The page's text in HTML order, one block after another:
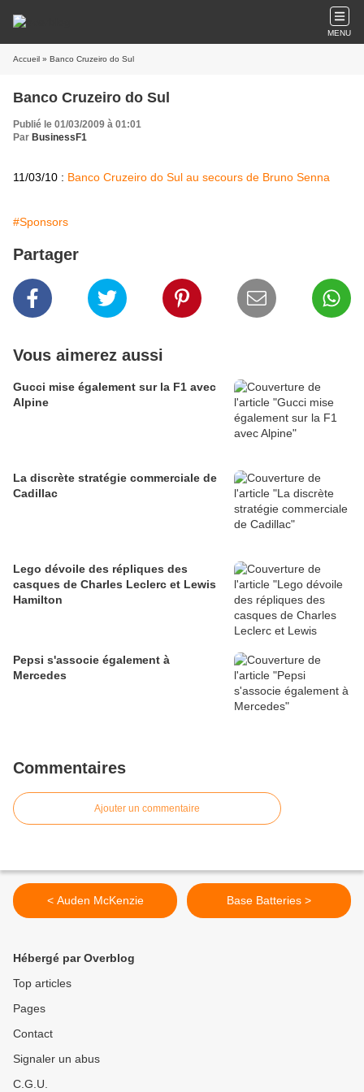
MENU
Accueil » Banco Cruzeiro do Sul
Banco Cruzeiro do Sul
Publié le 01/03/2009 à 01:01
Par BusinessF1
11/03/10 : Banco Cruzeiro do Sul au secours de Bruno Senna
#Sponsors
Partager
Vous aimerez aussi
Gucci mise également sur la F1 avec
Alpine
La discrète stratégie commerciale de
Cadillac
Lego dévoile des répliques des
casques de Charles Leclerc et Lewis
Hamilton
Pepsi s'associe également à
Mercedes
Commentaires
Ajouter un commentaire
< Auden McKenzie Base Batteries >
Hébergé par Overblog
Top articles
Pages
Contact
Signaler un abus
C.G.U.